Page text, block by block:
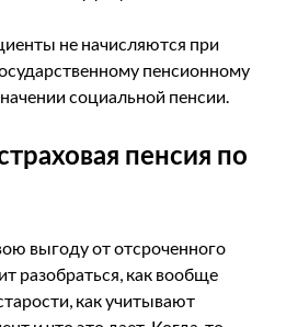
не начисляются при
пенсионному
социальной пенсии.
пенсия по
выгоду от отсроченного
разобраться, как вообще
как учитывают